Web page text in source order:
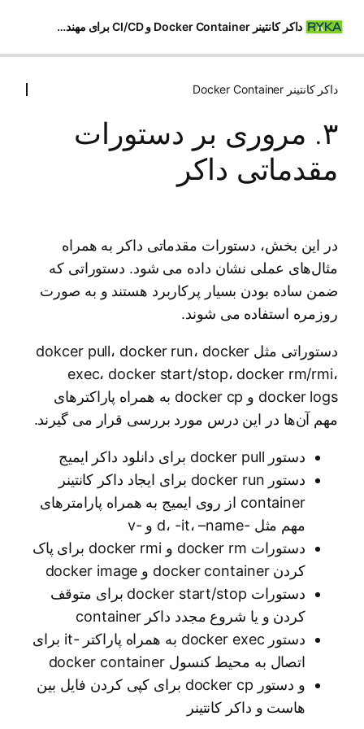
داکر کانتینر Docker Container و CI/CD برای مهندسین شبکه
داکر کانتینر Docker Container
1. معرفی عملی داکر Docker و CI/CD برای مهندسین شبکه
۵. انواع روش های Persistent Volume در داکر کانتینر
۶. Environment Variables در داکر کانتینر
۸. ساخت Docker Image برای یک برنامه مبتنی بر وب و پایتون
با Dockerfile
۹. معرفی و پیاده سازی انواع Restart Policies در Docker
Container
۱۰. چکونگی در حال اجرا نکه داشتن Docker Container
CI/CD with Forgejo
داکر کانتینر Docker Container
۳. مروری بر دستورات
مقدماتی داکر
در این بخش، دستورات مقدماتی داکر به همراه
مثال‌های عملی نشان داده می شود. دستوراتی که
ضمن ساده بودن بسیار پرکاربرد هستند و به صورت
روزمره استفاده می شوند.
دستوراتی مثل dokcer pull، docker run، docker
exec، docker start/stop، docker rm/rmi،
docker logs و docker cp به همراه پاراکترهای
مهم آن‌ها در این درس مورد بررسی قرار می گیرند.
دستور docker pull برای دانلود داکر ایمیج
دستور docker run برای ایجاد داکر کانتینر
container از روی ایمیج به همراه پارامترهای
مهم مثل -d، -it، –name و -v
دستورات docker rm و docker rmi برای پاک
کردن docker container و docker image
دستورات docker start/stop برای متوقف
کردن و یا شروع مجدد داکر container
دستور docker exec به همراه پاراکتر -it برای
اتصال به محیط کنسول docker container
و دستور docker cp برای کپی کردن فایل بین
هاست و داکر کانتینر